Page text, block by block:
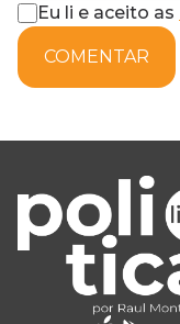
Eu li e aceito as
COMENTAR